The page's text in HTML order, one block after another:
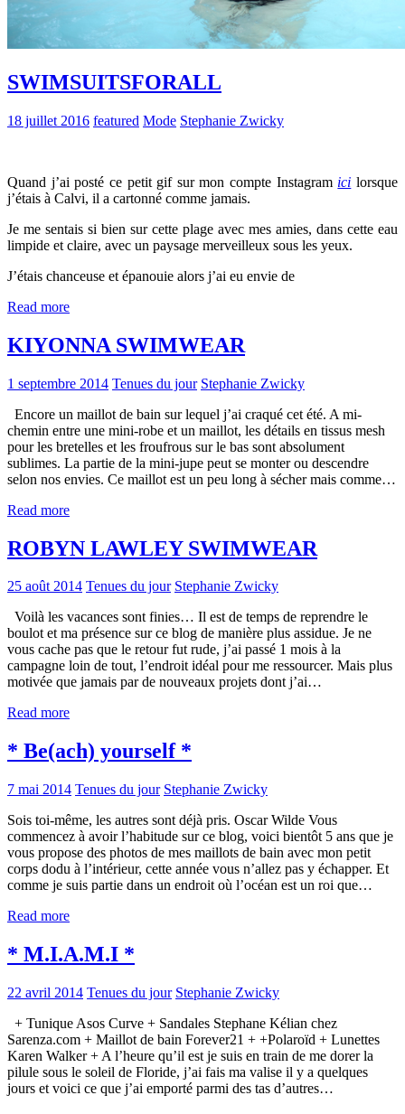
SWIMSUITSFORALL
18 juillet 2016 featured Mode Stephanie Zwicky
Quand j’ai posté ce petit gif sur mon compte Instagram ici lorsque
j’étais à Calvi, il a cartonné comme jamais.
Je me sentais si bien sur cette plage avec mes amies, dans cette eau
limpide et claire, avec un paysage merveilleux sous les yeux.
J’étais chanceuse et épanouie alors j’ai eu envie de
Read more
KIYONNA SWIMWEAR
1 septembre 2014 Tenues du jour Stephanie Zwicky
Encore un maillot de bain sur lequel j’ai craqué cet été. A mi-
chemin entre une mini-robe et un maillot, les détails en tissus mesh
pour les bretelles et les froufrous sur le bas sont absolument
sublimes. La partie de la mini-jupe peut se monter ou descendre
selon nos envies. Ce maillot est un peu long à sécher mais comme…
Read more
ROBYN LAWLEY SWIMWEAR
25 août 2014 Tenues du jour Stephanie Zwicky
Voilà les vacances sont finies… Il est de temps de reprendre le
boulot et ma présence sur ce blog de manière plus assidue. Je ne
vous cache pas que le retour fut rude, j’ai passé 1 mois à la
campagne loin de tout, l’endroit idéal pour me ressourcer. Mais plus
motivée que jamais par de nouveaux projets dont j’ai…
Read more
* Be(ach) yourself *
7 mai 2014 Tenues du jour Stephanie Zwicky
Sois toi-même, les autres sont déjà pris. Oscar Wilde Vous
commencez à avoir l’habitude sur ce blog, voici bientôt 5 ans que je
vous propose des photos de mes maillots de bain avec mon petit
corps dodu à l’intérieur, cette année vous n’allez pas y échapper. Et
comme je suis partie dans un endroit où l’océan est un roi que…
Read more
* M.I.A.M.I *
22 avril 2014 Tenues du jour Stephanie Zwicky
+ Tunique Asos Curve + Sandales Stephane Kélian chez
Sarenza.com + Maillot de bain Forever21 + +Polaroïd + Lunettes
Karen Walker + A l’heure qu’il est je suis en train de me dorer la
pilule sous le soleil de Floride, j’ai fais ma valise il y a quelques
jours et voici ce que j’ai emporté parmi des tas d’autres…